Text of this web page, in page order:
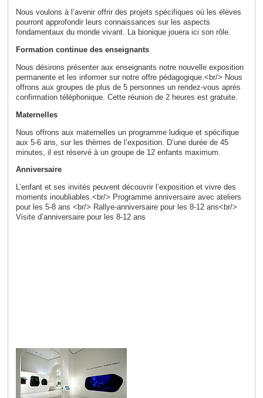
Nous voulons à l’avenir offrir des projets spécifiques où les élèves
pourront approfondir leurs connaissances sur les aspects
fondamentaux du monde vivant. La bionique jouera ici son rôle.
Formation continue des enseignants
Nous désirons présenter aux enseignants notre nouvelle exposition
permanente et les informer sur notre offre pédagogique.<br/> Nous
offrons aux groupes de plus de 5 personnes un rendez-vous après
confirmation téléphonique. Cette réunion de 2 heures est gratuite.
Maternelles
Nous offrons aux maternelles un programme ludique et spécifique
aux 5-6 ans, sur les thèmes de l’exposition. D’une durée de 45
minutes, il est réservé à un groupe de 12 enfants maximum.
Anniversaire
L’enfant et ses invités peuvent découvrir l’exposition et vivre des
moments inoubliables.<br/> Programme anniversaire avec ateliers
pour les 5-8 ans <br/> Rallye-anniversaire pour les 8-12 ans<br/>
Visite d’anniversaire pour les 8-12 ans